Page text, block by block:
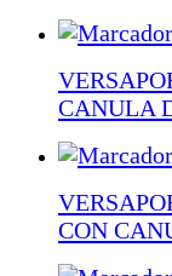
CANULA
CON